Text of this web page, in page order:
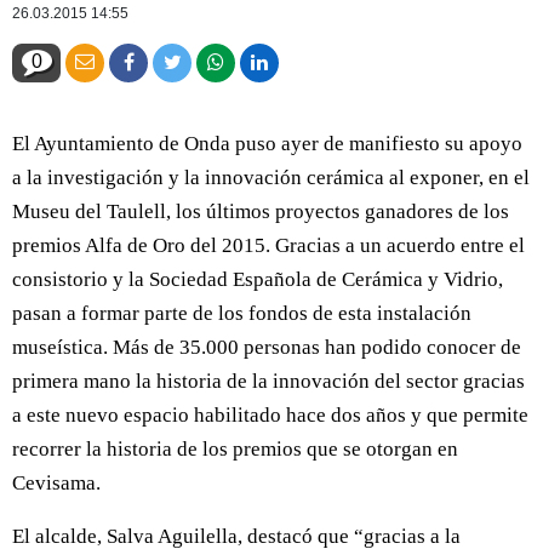
26.03.2015 14:55
0
El Ayuntamiento de Onda puso ayer de manifiesto su apoyo
a la investigación y la innovación cerámica al exponer, en el
Museu del Taulell, los últimos proyectos ganadores de los
premios Alfa de Oro del 2015. Gracias a un acuerdo entre el
consistorio y la Sociedad Española de Cerámica y Vidrio,
pasan a formar parte de los fondos de esta instalación
museística. Más de 35.000 personas han podido conocer de
primera mano la historia de la innovación del sector gracias
a este nuevo espacio habilitado hace dos años y que permite
recorrer la historia de los premios que se otorgan en
Cevisama.
El alcalde, Salva Aguilella, destacó que “gracias a la